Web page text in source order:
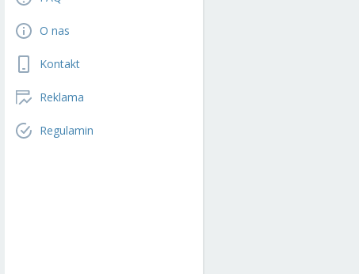
O nas
Kontakt
Reklama
Regulamin